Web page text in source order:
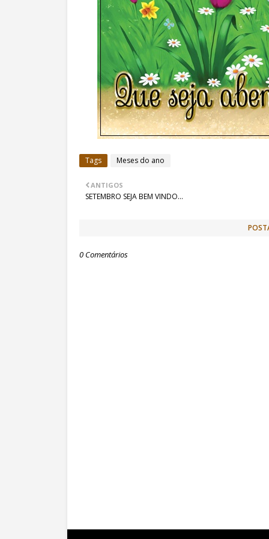
Tags Meses do ano
ANTIGOS
SETEMBRO SEJA BEM VINDO...
0 Comentários